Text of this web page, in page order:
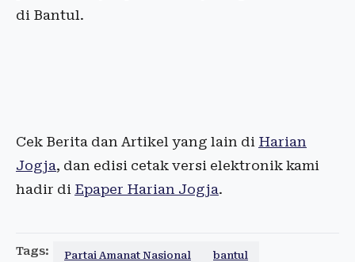
di Bantul.
Cek Berita dan Artikel yang lain di Harian
Jogja, dan edisi cetak versi elektronik kami
hadir di Epaper Harian Jogja.
Tags: Partai Amanat Nasional bantul